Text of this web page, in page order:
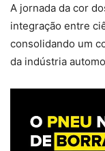
A jornada da cor
integração entre
consolidando um
da indústria